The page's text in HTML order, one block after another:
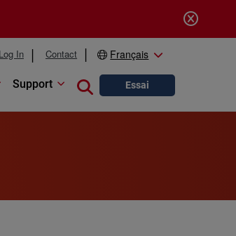
Log In Contact Français
Support Close search
Essai